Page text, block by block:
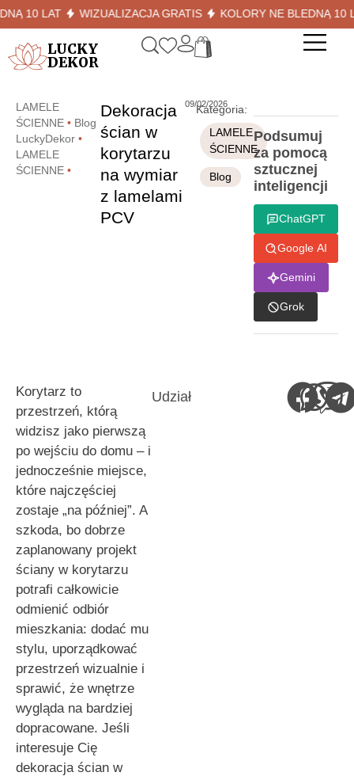
10 LAT WIZUALIZACJA GRATIS KOLORY NE BLEDNĄ 10 LAT
LUCKY
DEKOR
LAMELE
ŚCIENNE • Blog
LuckyDekor •
LAMELE
ŚCIENNE •
Dekoracja
ścian w
korytarzu
na wymiar
z lamelami
PCV
09/02/2026
Kategoria:
LAMELE
ŚCIENNE
Blog
Podsumuj
za pomocą
sztucznej
inteligencji
ChatGPT
Google AI
Gemini
Grok
Korytarz to
przestrzeń, którą
widzisz jako pierwszą
po wejściu do domu – i
jednocześnie miejsce,
które najczęściej
zostaje „na później”. A
szkoda, bo dobrze
zaplanowany projekt
ściany w korytarzu
potrafi całkowicie
odmienić odbiór
mieszkania: dodać mu
stylu, uporządkować
przestrzeń wizualnie i
sprawić, że wnętrze
wygląda na bardziej
dopracowane. Jeśli
interesuje Cię
dekoracja ścian w
Udział